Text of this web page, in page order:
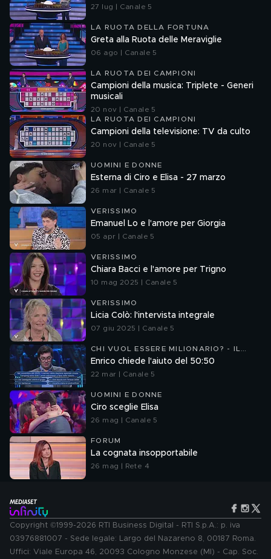
27 lug | Canale 5
LA RUOTA DELLA FORTUNA
Greta alla Ruota delle Meraviglie
06 ago | Canale 5
LA RUOTA DEI CAMPIONI
Campioni della musica: Triplete - Generi
musicali
20 nov | Canale 5
LA RUOTA DEI CAMPIONI
Campioni della televisione: TV da culto
20 nov | Canale 5
UOMINI E DONNE
Esterna di Ciro e Elisa - 27 marzo
26 mar | Canale 5
VERISSIMO
Emanuel Lo e l'amore per Giorgia
05 apr | Canale 5
VERISSIMO
Chiara Bacci e l'amore per Trigno
10 mag 2025 | Canale 5
VERISSIMO
Licia Colò: l'intervista integrale
07 giu 2025 | Canale 5
CHI VUOL ESSERE MILIONARIO? - IL
TORNEO
Enrico chiede l'aiuto del 50:50
22 mar | Canale 5
UOMINI E DONNE
Ciro sceglie Elisa
26 mag | Canale 5
FORUM
La cognata insopportabile
26 mag | Rete 4
Copyright ©1999-2026 RTI Business Digital - RTI S.p.A.: p. iva
03976881007 - Sede legale: Largo del Nazareno 8, 00187 Roma.
Uffici: Viale Europa 46, 20093 Cologno Monzese (MI) - Cap. Soc.